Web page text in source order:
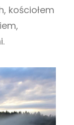
kościołem